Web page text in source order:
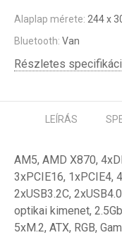
Alaplap mérete: 244 x
Bluetooth: Van
Részletes
LEÍRÁS
AM5, AMD X870,
3xPCIE16, 1xPCIE4,
2xUSB3.2C,
optikai kimenet,
5xM.2, ATX, RGB,